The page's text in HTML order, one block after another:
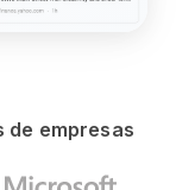
de empresas